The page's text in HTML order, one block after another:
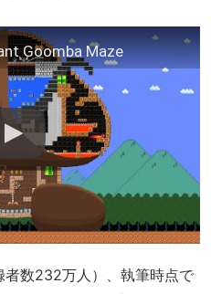
Goomba Maze
数232万人）、執筆時点で